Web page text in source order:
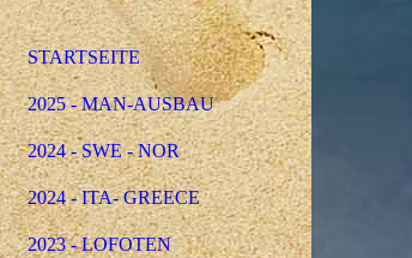
STARTSEITE
2025 - MAN-AUSBAU
2024 - SWE - NOR
2024 - ITA- GREECE
2023 - LOFOTEN